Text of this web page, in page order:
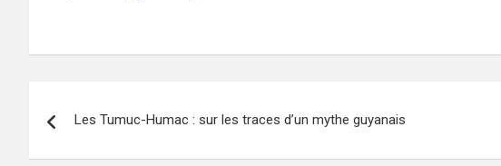
de
Les Tumuc-Humac : sur les traces d’un mythe guyanais